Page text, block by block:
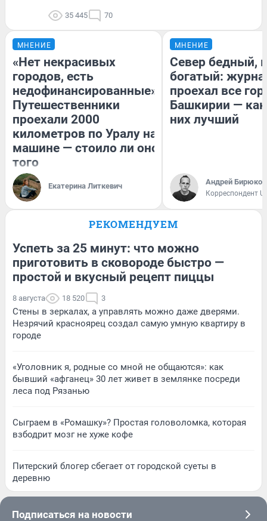
35 445 70
МНЕНИЕ
«Нет некрасивых
городов, есть
недофинансированные».
Путешественники
проехали 2000
километров по Уралу на
машине — стоило ли оно
того
Екатерина Литкевич
МНЕНИЕ
Север бедный,
богатый:
проехал все
Башкирии —
них лучший
Андрей Бирюков
Корреспондент
РЕКОМЕНДУЕМ
Успеть за 25 минут: что можно
приготовить в сковороде быстро —
простой и вкусный рецепт пиццы
8 августа 18 520 3
Стены в зеркалах, а управлять можно даже дверями.
Незрячий красноярец создал самую умную квартиру в
городе
«Уголовник я, родные со мной не общаются»: как
бывший «афганец» 30 лет живет в землянке посреди
леса под Рязанью
Сыграем в «Ромашку»? Простая головоломка, которая
взбодрит мозг не хуже кофе
Питерский блогер сбегает от городской суеты в
деревню
Подписаться на новости